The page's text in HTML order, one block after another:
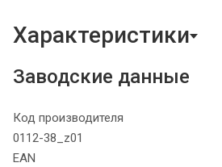
Характеристики
Заводские данные
Код производителя
0112-38_z01
EAN